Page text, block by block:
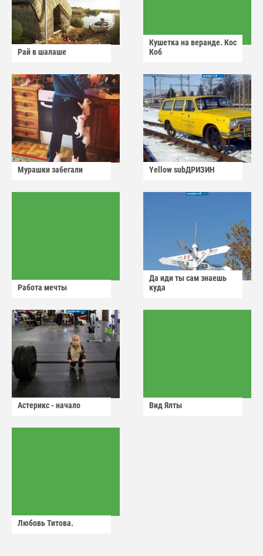
Рай в шалаше
Кушетка на веранде. Кос
Коб
Мурашки забегали Yellow subДРИЗИН
Работа мечты
Да иди ты сам знаешь
куда
Астерикс - начало Вид Ялты
Любовь Титова.